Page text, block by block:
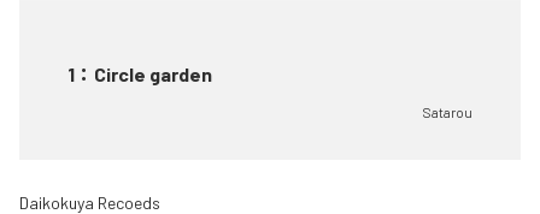
1 ： Circle garden
Satarou
Daikokuya Recoeds